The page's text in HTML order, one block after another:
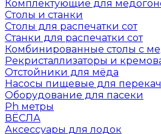
Комплектующие для
Столы и станки
Столы для распечатки сот
Станки для распечатки сот
Комбинированные столы с
Рекристаллизаторы и
Отстойники для мёда
Насосы пищевые для
Оборудование для пасеки
Ph метры
ВЁСЛА
Аксессуары для лодок